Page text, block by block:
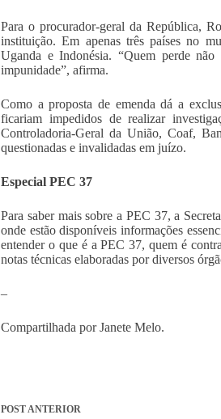
Para o procurador-geral da República,
instituição. Em apenas três países no
Uganda e Indonésia. “Quem perde
impunidade”, afirma.
Como a proposta de emenda dá a
ficariam impedidos de realizar
Controladoria-Geral da União, Coaf,
questionadas e invalidadas em juízo.
Especial PEC 37
Para saber mais sobre a PEC 37, a
onde estão disponíveis informações
entender o que é a PEC 37, quem é
notas técnicas elaboradas por diversos
–
Compartilhada por Janete Melo.
POSTANTERIOR